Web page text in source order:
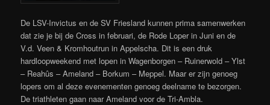
De LSV-Invictus en de SV Friesland kunnen prima samenwerken
dat zie je bij de Cross in februari, de Rode Loper in Juni en de
V.d. Veen & Kromhoutrun in Appelscha. Dit is een druk
hardloopweekend met lopen in Wagenborgen – Ruinerwold – Ylst
– Reahûs – Ameland – Borkum – Meppel. Maar er zijn genoeg
lopers om al deze evenementen genoeg deelname te bezorgen.
De triathleten gaan naar Ameland voor de Tri-Ambla.